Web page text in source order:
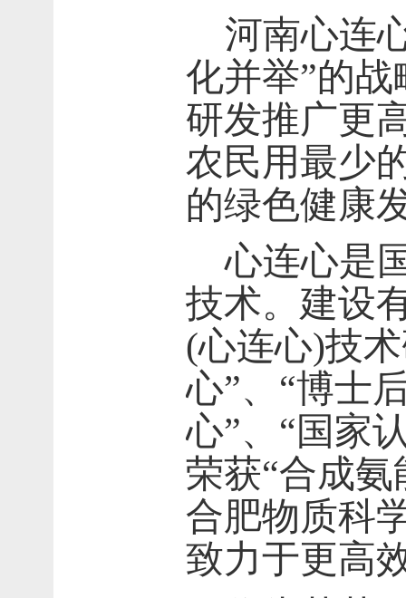
河南心连
化并举”的
研发推广更
农民用最少
的绿色健康
心连心是
技术。建设
(心连心)技
心”、“博士
心”、“国家
荣获“合成
合肥物质科
致力于更高